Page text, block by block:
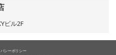
ビル2F
シーポリシー